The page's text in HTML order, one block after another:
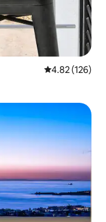
平均评分 4.82
4.82 (126)